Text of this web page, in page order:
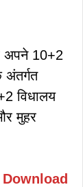
अपने 10+2
अंतर्गत
विधालय
मुहर